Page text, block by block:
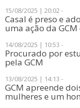
15/08/2025 | 20:02 -
Casal é preso e
uma ação da
14/08/2025 | 10:53 -
Procurado por
pela GCM
13/08/2025 | 14:13 -
GCM apreende
mulheres e um